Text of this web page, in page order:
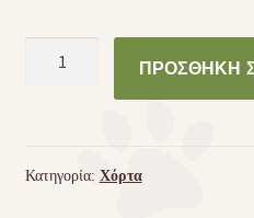
ποσότητα
ΠΡΟΣΘΉΚΗ
Κατηγορία: Χόρτα